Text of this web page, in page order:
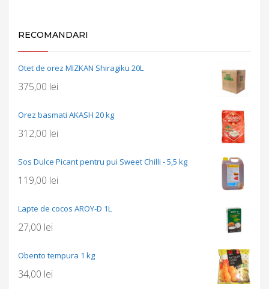
RECOMANDARI
Otet de orez MIZKAN Shiragiku 20L
375,00 lei
Orez basmati AKASH 20 kg
312,00 lei
Sos Dulce Picant pentru pui Sweet Chilli - 5,5 kg
119,00 lei
Lapte de cocos AROY-D 1L
27,00 lei
Obento tempura 1 kg
34,00 lei